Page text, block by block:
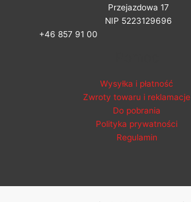
Przejazdowa 17
NIP 5223129696
+46 857 91 00
Wysyłka i płatność
Zwroty towaru i reklamacje
Do pobrania
Polityka prywatności
Regulamin